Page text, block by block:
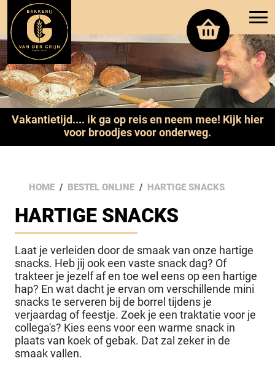
Vakantietijd.... ik ga op reis en neem mee! Kijk hier
voor broodjes voor onderweg.
HOME BESTEL ONLINE HARTIGE SNACKS
HARTIGE SNACKS
Laat je verleiden door de smaak van onze hartige
snacks. Heb jij ook een vaste snack dag? Of
trakteer je jezelf af en toe wel eens op een hartige
hap? En wat dacht je ervan om verschillende mini
snacks te serveren bij de borrel tijdens je
verjaardag of feestje. Zoek je een traktatie voor je
collega's? Kies eens voor een warme snack in
plaats van koek of gebak. Dat zal zeker in de
smaak vallen.